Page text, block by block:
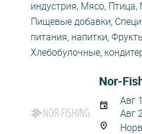
индустрия, Мясо, Птица,
Пищевые добавки,
питания, напитки,
Хлебобулочные,
Nor-
Авг
Авг